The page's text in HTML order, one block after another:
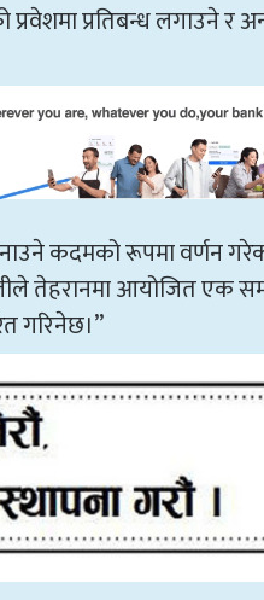
प्रतिबन्ध लगाउने र
कदमको रूपमा वर्णन
तेहरानमा आयोजित एक
गरिनेछ।”